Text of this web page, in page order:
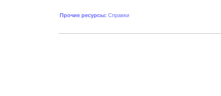
Прочие ресурсы: Справки